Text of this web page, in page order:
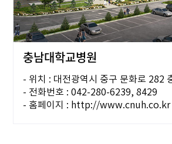
충남대학교병원
- 위치 : 대전광역시 중구 문화로 282
- 전화번호 : 042-280-6239, 8429
- 홈페이지 : http://www.cnuh.co.kr